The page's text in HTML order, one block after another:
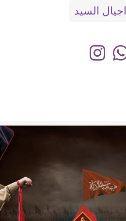
اجيال السيد